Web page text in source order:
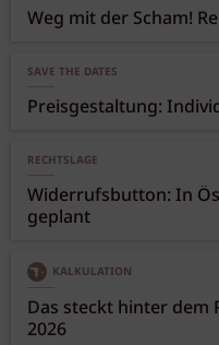
Weg mit der Scham!
SAVE THE DATES
Preisgestaltung:
RECHTSLAGE
Widerrufsbutton: In
geplant
KALKULATION
Das steckt hinter dem
2026